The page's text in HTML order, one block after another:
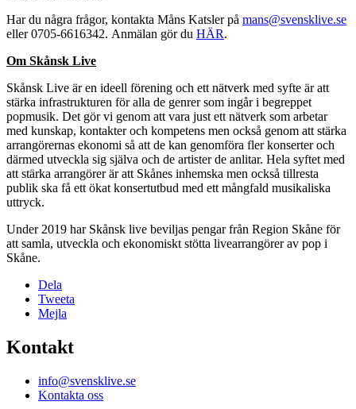
Har du några frågor, kontakta Måns Katsler på mans@svensklive.se
eller 0705-6616342. Anmälan gör du HÄR.
Om Skånsk Live
Skånsk Live är en ideell förening och ett nätverk med syfte är att
stärka infrastrukturen för alla de genrer som ingår i begreppet
popmusik. Det gör vi genom att vara just ett nätverk som arbetar
med kunskap, kontakter och kompetens men också genom att stärka
arrangörernas ekonomi så att de kan genomföra fler konserter och
därmed utveckla sig själva och de artister de anlitar. Hela syftet med
att stärka arrangörer är att Skånes inhemska men också tillresta
publik ska få ett ökat konsertutbud med ett mångfald musikaliska
uttryck.
Under 2019 har Skånsk live beviljas pengar från Region Skåne för
att samla, utveckla och ekonomiskt stötta livearrangörer av pop i
Skåne.
Dela
Tweeta
Mejla
Kontakt
info@svensklive.se
Kontakta oss